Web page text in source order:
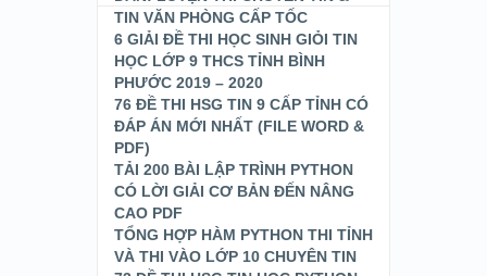
TIN VĂN PHÒNG CẤP TỐC
6 GIẢI ĐỀ THI HỌC SINH GIỎI TIN
HỌC LỚP 9 THCS TỈNH BÌNH
PHƯỚC 2019 – 2020
76 ĐỀ THI HSG TIN 9 CẤP TỈNH CÓ
ĐÁP ÁN MỚI NHẤT (FILE WORD &
PDF)
TẢI 200 BÀI LẬP TRÌNH PYTHON
CÓ LỜI GIẢI CƠ BẢN ĐẾN NÂNG
CAO PDF
TỔNG HỢP HÀM PYTHON THI TỈNH
VÀ THI VÀO LỚP 10 CHUYÊN TIN